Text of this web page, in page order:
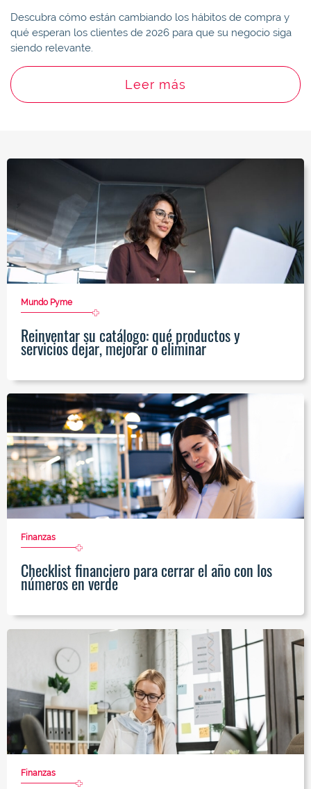
Descubra cómo están cambiando los hábitos de compra y
qué esperan los clientes de 2026 para que su negocio siga
siendo relevante.
Leer más
Mundo Pyme
Reinventar su catálogo: qué productos y
servicios dejar, mejorar o eliminar
Finanzas
Checklist financiero para cerrar el año con los
números en verde
Finanzas